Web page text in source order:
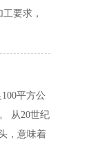
要求，
平方公
从20世纪
，意味着